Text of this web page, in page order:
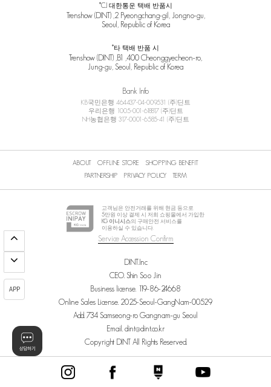
APP
*CJ 대한통운 택배 반품시
Trenshow (DINT) ,2 Pyeongchang-gil, Jongno-gu,
Seoul, Republic of Korea
*타 택배 반품 시
Trenshow (DINT) ,B1 ,400 Cheonggyecheon-ro,
Jung-gu, Seoul, Republic of Korea
Bank Info
KB국민은행 464437-04-009531 (주)딘트
우리은행 1005-001-618817 (주)딘트
NH농협은행 317-0001-6585-41 (주)딘트
ABOUT OFFLINE STORE
SHOPPING BENEFIT
PARTNERSHIP
PRIVACY POLICY TERM
고객님은 안전거래를 위해 현금 등으로
5만원 이상 결제 시 저희 쇼핑몰에서 가입한
KG 이니시스의 구매안전 서비스를
이용하실 수 있습니다.
Service Accession Confirm
DINT.Inc
CEO. Shin Soo Jin
Business license. 119-86-24668
Online Sales License. 2025-Seoul-GangNam-00529
Add. 734 Samseong-ro Gangnam-gu Seoul
Email. dint@dint.co.kr
Copyright DINT All Rights Reserved.